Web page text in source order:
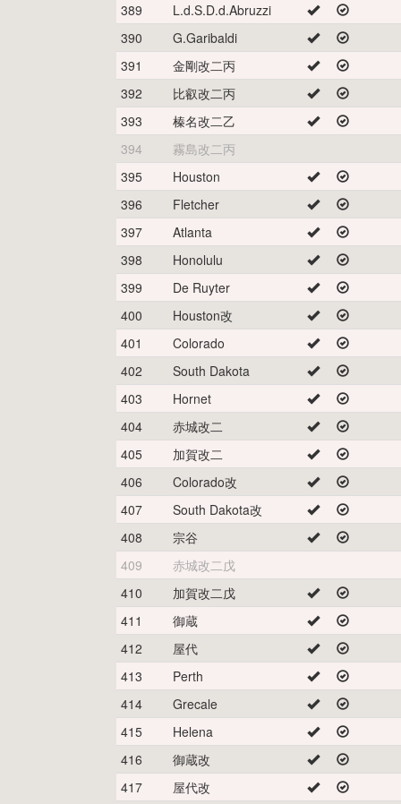
389
L.d.S.D.d.Abruzzi
390
G.Garibaldi
391
金剛改二丙
392
比叡改二丙
393
榛名改二乙
394
霧島改二丙
395
Houston
396
Fletcher
397
Atlanta
398
Honolulu
399
De Ruyter
400
Houston改
401
Colorado
402
South Dakota
403
Hornet
404
赤城改二
405
加賀改二
406
Colorado改
407
South Dakota改
408
宗谷
409
赤城改二戊
410
加賀改二戊
411
御蔵
412
屋代
413
Perth
414
Grecale
415
Helena
416
御蔵改
417
屋代改